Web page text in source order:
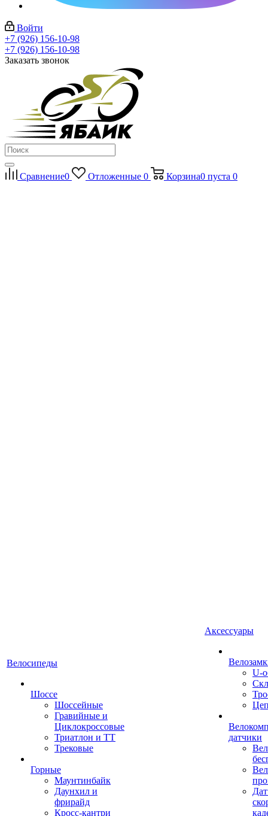
Войти
+7 (926) 156-10-98
+7 (926) 156-10-98
Заказать звонок
Сравнение0 Отложенные 0 Корзина0 пуста 0
Велосипеды
Шоссе
Шоссейные
Гравийные и
Циклокроссовые
Триатлон и ТТ
Трековые
Горные
Маунтинбайк
Даунхил и
фрирайд
Кросс-кантри
Аксессуары
U-
датчики